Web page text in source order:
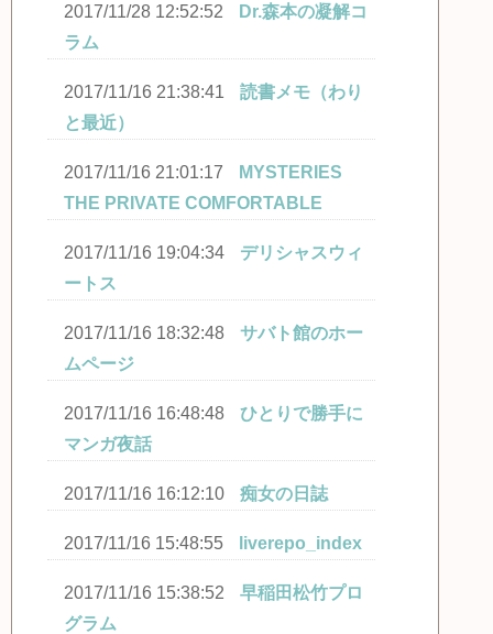
2017/11/28 12:52:52
Dr.森本の凝解コ
ラム
2017/11/16 21:38:41
読書メモ（わり
と最近）
2017/11/16 21:01:17
MYSTERIES
THE PRIVATE COMFORTABLE
2017/11/16 19:04:34
デリシャスウィ
ートス
2017/11/16 18:32:48
サバト館のホー
ムページ
2017/11/16 16:48:48
ひとりで勝手に
マンガ夜話
2017/11/16 16:12:10 痴女の日誌
2017/11/16 15:48:55 liverepo_index
2017/11/16 15:38:52
早稲田松竹プロ
グラム